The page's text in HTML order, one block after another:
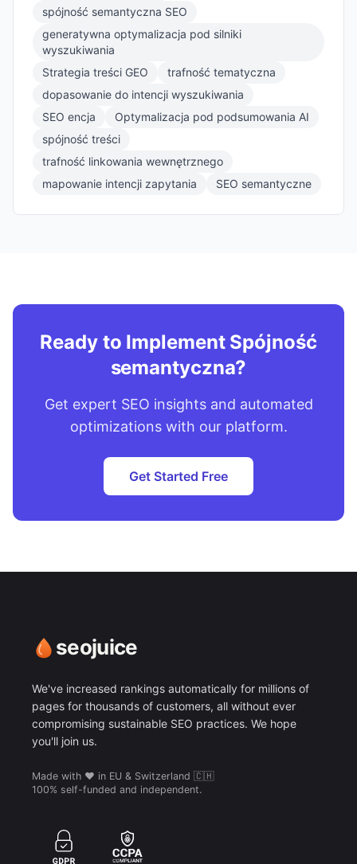
spójność semantyczna SEO
generatywna optymalizacja pod silniki
wyszukiwania
Strategia treści GEO
trafność tematyczna
dopasowanie do intencji wyszukiwania
SEO encja
Optymalizacja pod podsumowania AI
spójność treści
trafność linkowania wewnętrznego
mapowanie intencji zapytania
SEO semantyczne
Ready to Implement Spójność
semantyczna?
Get expert SEO insights and automated
optimizations with our platform.
Get Started Free
seojuice
We've increased rankings automatically for millions of
pages for thousands of customers, all without ever
compromising sustainable SEO practices. We hope
you'll join us.
Made with ❤️ in EU & Switzerland 🇨🇭
100% self-funded and independent.